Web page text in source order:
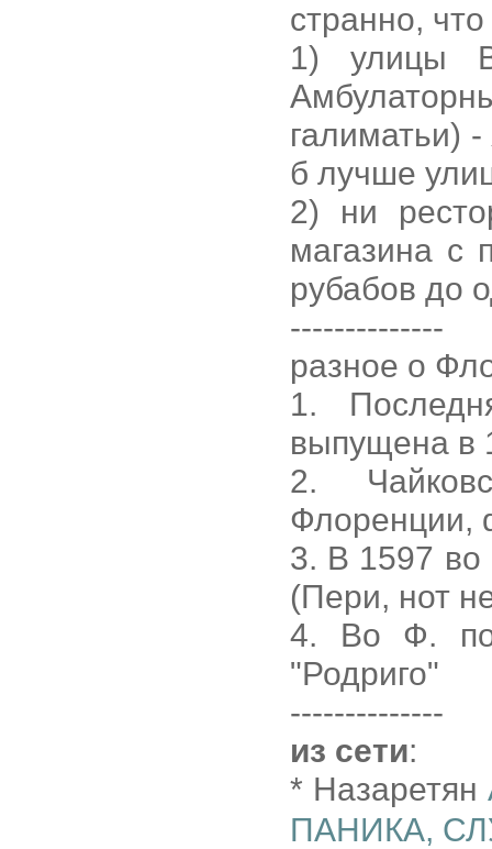
странно,
1) улицы
галиматьи)
б лучше
2) ни
магазина с
рубабов до
--------------
разное о
1.
выпущена в
2.
Флоренции,
3. В 1597 во
(Пери, нот
4. Во Ф.
"Родриго"
--------------
из сети:
* Назаретян
ПАНИКА,